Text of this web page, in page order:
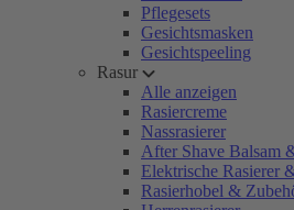
Pflegesets
Gesichtsmasken
Gesichtspeeling
Rasur
Alle anzeigen
Rasiercreme
Nassrasierer
After Shave Balsam
Elektrische Rasierer
Rasierhobel &